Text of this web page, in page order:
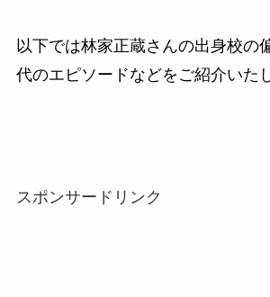
以下では林家正蔵さんの出身校の
代のエピソードなどをご紹介いた
スポンサードリンク